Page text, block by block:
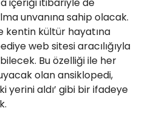
unvanına sahip olacak.
kentin kültür hayatına
web sitesi aracılığıyla
Bu özelliği ile her
olan ansiklopedi,
yerini aldı’ gibi bir ifadeye